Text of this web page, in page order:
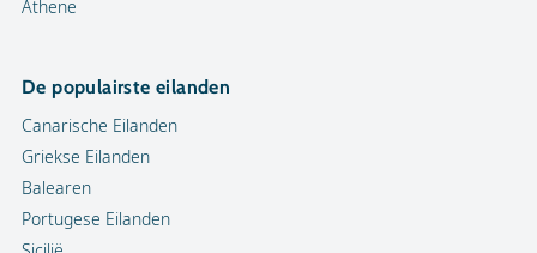
Athene
De populairste eilanden
Canarische Eilanden
Griekse Eilanden
Balearen
Portugese Eilanden